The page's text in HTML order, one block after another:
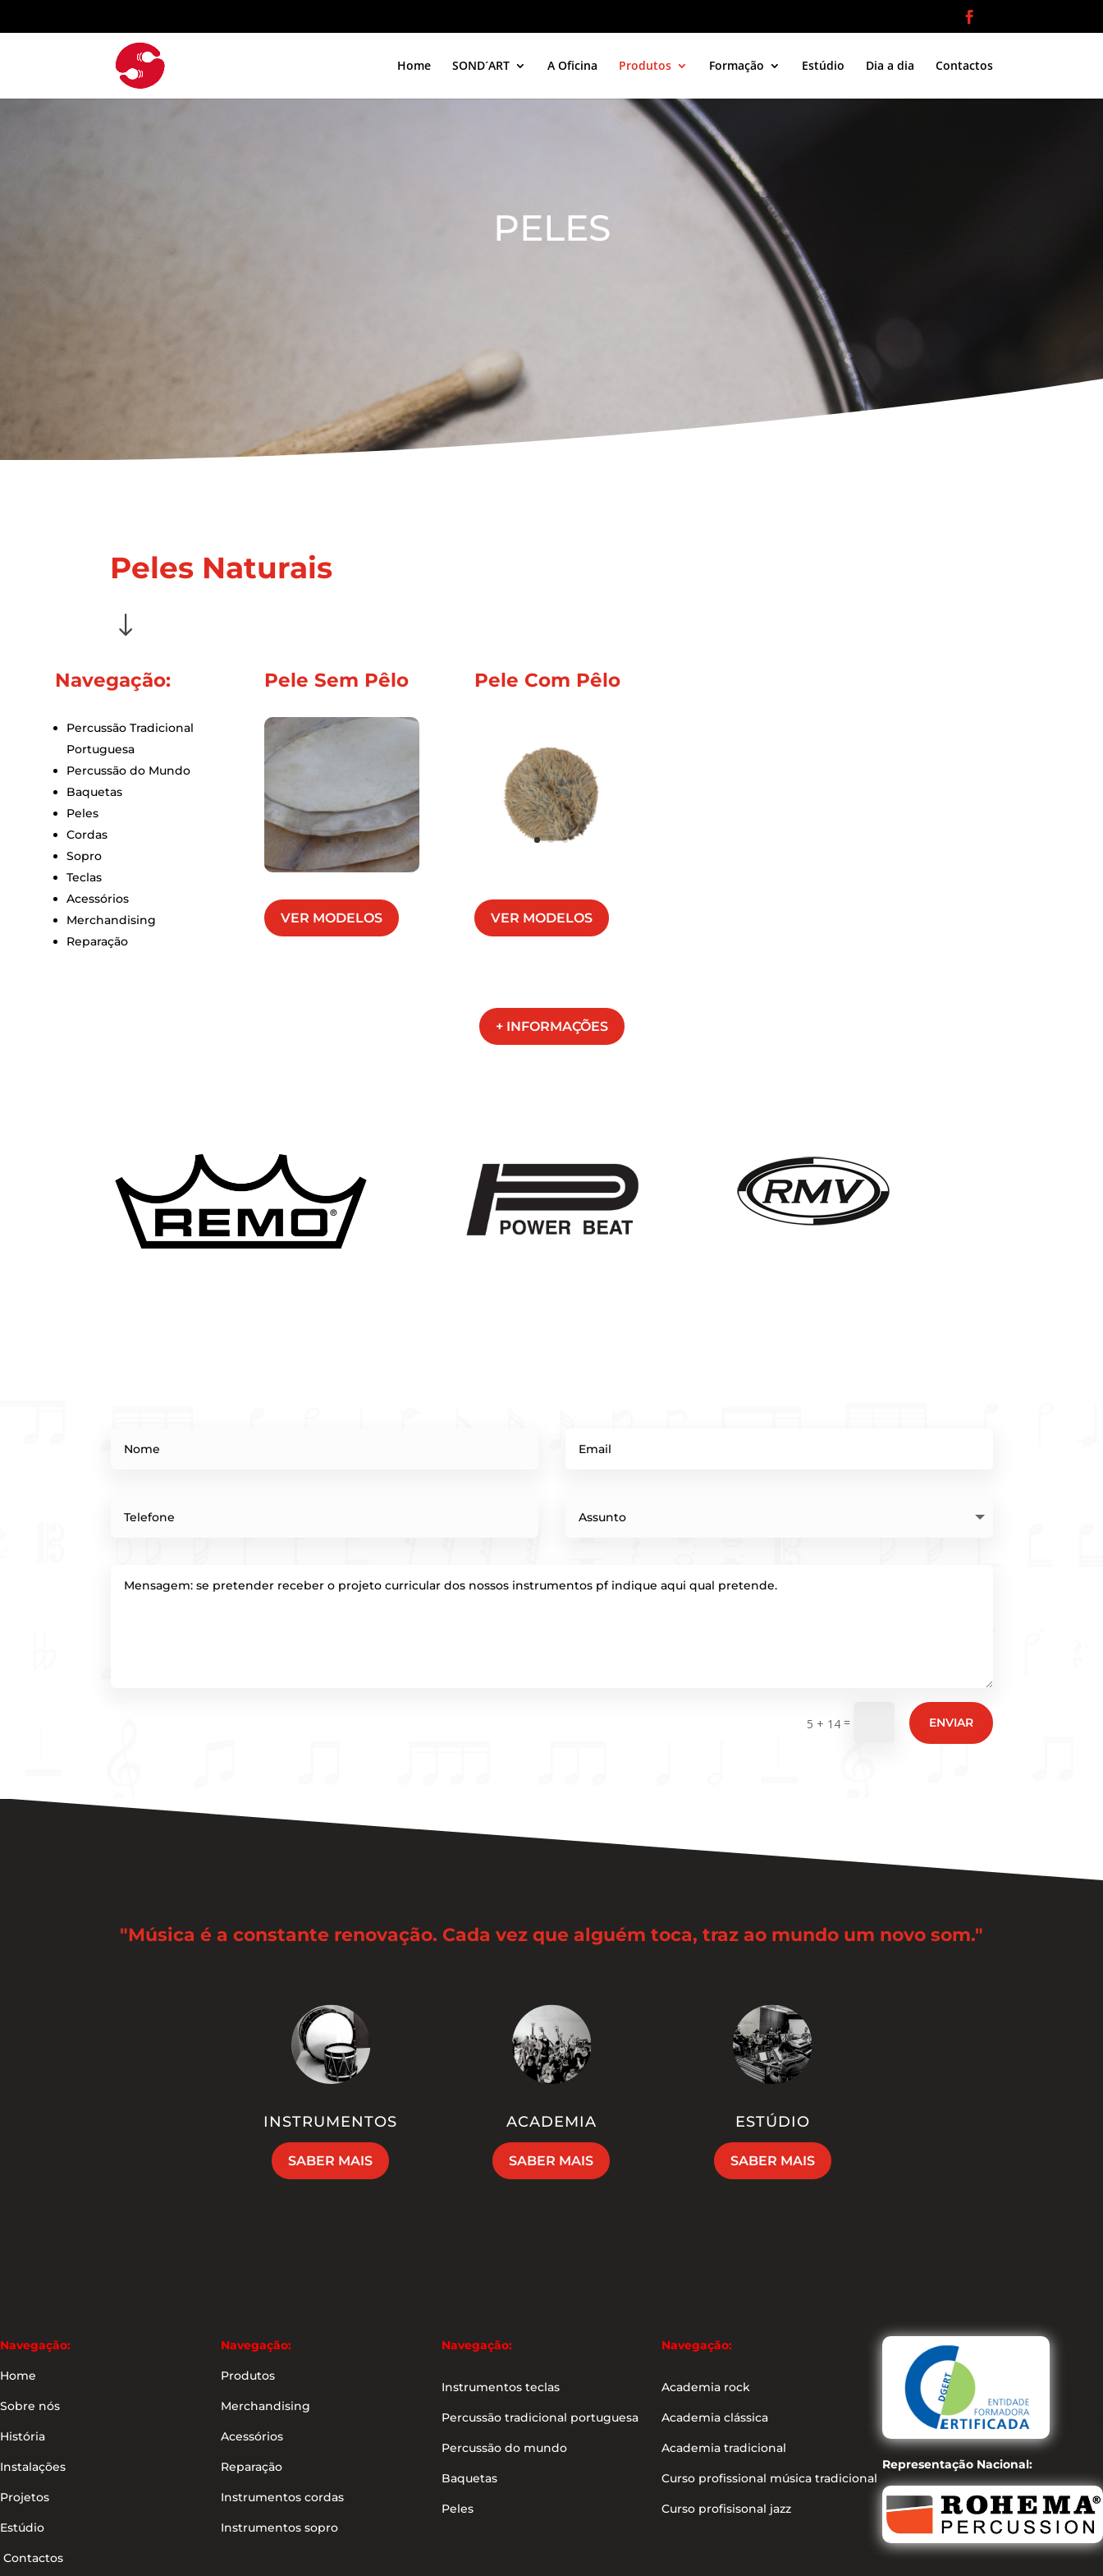
Home SOND´ART A Oficina Produtos Formação Estúdio Dia a dia Contactos
Duis aute irure dolor in reprehenderit in voluptate velit esse
PELES
Peles Naturais
"
Navegação:
Percussão Tradicional
Portuguesa
Percussão do Mundo
Baquetas
Peles
Cordas
Sopro
Teclas
Acessórios
Merchandising
Reparação
Pele Sem Pêlo
VER MODELOS
Pele Com Pêlo
VER MODELOS
+ INFORMAÇÕES
5 + 14= ENVIAR
"Música é a constante renovação. Cada vez que alguém toca, traz ao mundo um novo som."
INSTRUMENTOS
SABER MAIS
ACADEMIA
SABER MAIS
ESTÚDIO
SABER MAIS
Navegação:
Home
Sobre nós
História
Instalações
Projetos
Estúdio
Contactos
Navegação:
Produtos
Merchandising
Acessórios
Reparação
Instrumentos cordas
Instrumentos sopro
Navegação:
Instrumentos teclas
Percussão tradicional portuguesa
Percussão do mundo
Baquetas
Peles
Navegação:
Academia rock
Academia clássica
Academia tradicional
Curso profissional música tradicional
Curso profisisonal jazz
Representação Nacional: